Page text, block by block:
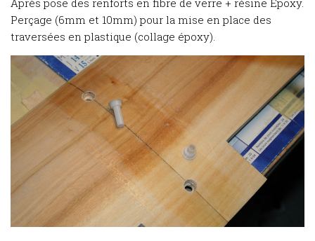
Après pose des renforts en fibre de verre + résine Epoxy.
Perçage (6mm et 10mm) pour la mise en place des
traversées en plastique (collage époxy).